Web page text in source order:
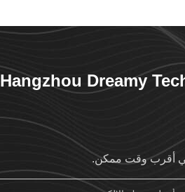
Hangzhou Dreamy
أقرب وقت ممكن.